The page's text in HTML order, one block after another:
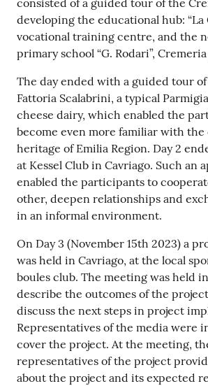
consisted of a guided tour of the
developing the educational hub: “La
vocational training centre, and the
primary school “G. Rodari”,
The day ended with a guided tour
Fattoria Scalabrini, a typical
cheese dairy, which enabled the
become even more familiar with
heritage of Emilia Region. Day 2
at Kessel Club in Cavriago. Such an
enabled the participants to
other, deepen relationships and
in an informal environment.
On Day 3 (November 15th 2023) a
was held in Cavriago, at the local
boules club. The meeting was held
describe the outcomes of the
discuss the next steps in project
Representatives of the media were
cover the project. At the meeting,
representatives of the project
about the project and its expected